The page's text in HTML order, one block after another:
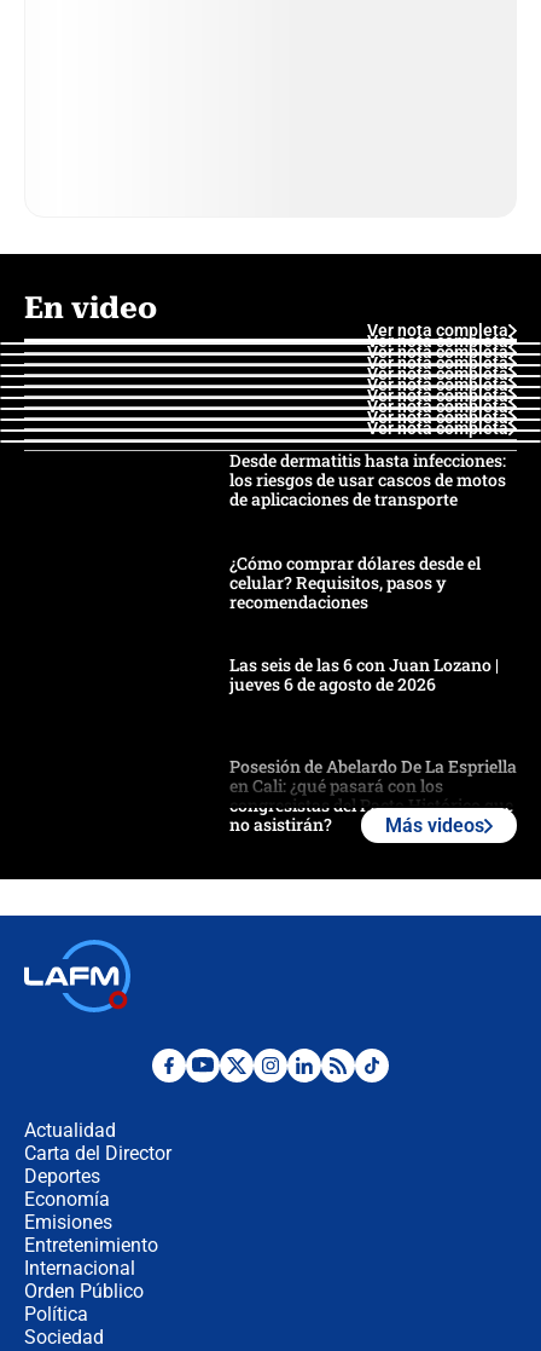
En video
Ver nota completa
Ver nota completa
Ver nota completa
Ver nota completa
Ver nota completa
Ver nota completa
Ver nota completa
Ver nota completa
Ver nota completa
Ver nota completa
Desde dermatitis hasta infecciones:
los riesgos de usar cascos de motos
de aplicaciones de transporte
¿Cómo comprar dólares desde el
celular? Requisitos, pasos y
recomendaciones
Las seis de las 6 con Juan Lozano |
jueves 6 de agosto de 2026
Posesión de Abelardo De La Espriella
en Cali: ¿qué pasará con los
congresistas del Pacto Histórico que
no asistirán?
¿Por qué De la Espriella gobernará
Más videos
Actualidad
Carta del Director
Deportes
Economía
Emisiones
Entretenimiento
Internacional
Orden Público
Política
Sociedad